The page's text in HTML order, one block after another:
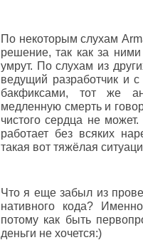
По некоторым слухам
решение, так как за
умрут. По слухам из
ведущий разработчик и
бакфиксами, тот же
медленную смерть и
чистого сердца не
работает без всяких
такая вот тяжёлая
Что я еще забыл из
нативного кода?
потому как быть
деньги не хочется:)